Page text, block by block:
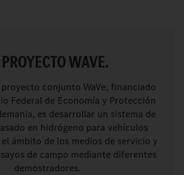
WAVE.
conjunto WaVe, financiado
Federal de Economía y Protección
es desarrollar un sistema de
en hidrógeno para vehículos
ámbito de los medios de servicio y
de campo mediante diferentes
demostradores.